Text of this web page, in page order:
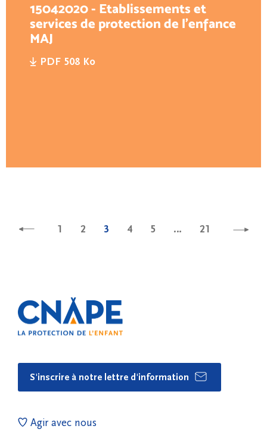
15042020 - Etablissements et
services de protection de l’enfance
MAJ
PDF 508 Ko
1 2 3 4 5 … 21
S'inscrire à notre lettre d'information
Agir avec nous